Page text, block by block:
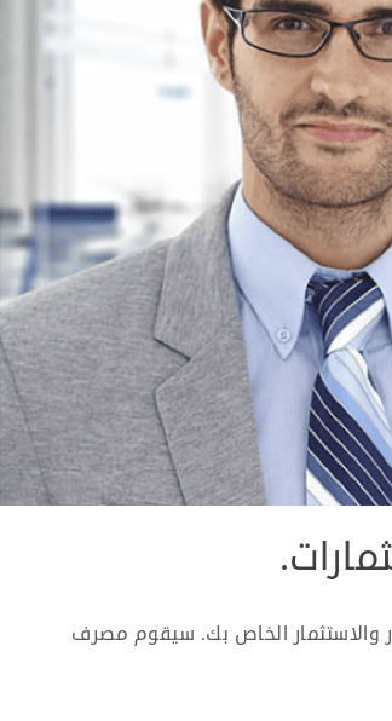
والاستثمار الخاص بك. سيقوم مصرف